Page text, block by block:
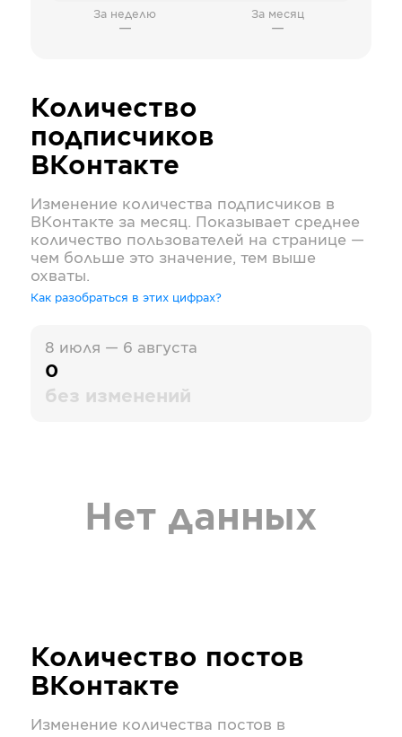
За неделю
—
За месяц
—
Количество
подписчиков
ВКонтакте
Изменение количества подписчиков в
ВКонтакте за месяц. Показывает среднее
количество пользователей на странице —
чем больше это значение, тем выше
охваты.
Как разобраться в этих цифрах?
8 июля — 6 августа
0
без изменений
Нет данных
Количество постов
ВКонтакте
Изменение количества постов в